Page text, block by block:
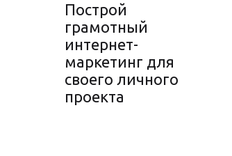
Построй
грамотный
интернет-
маркетинг для
своего личного
проекта